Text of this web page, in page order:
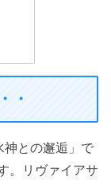
・
神との邂逅」で
。リヴァイアサ